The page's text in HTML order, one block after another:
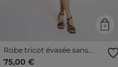
Robe tricot évasée sans
manches noir femme
75,00 €